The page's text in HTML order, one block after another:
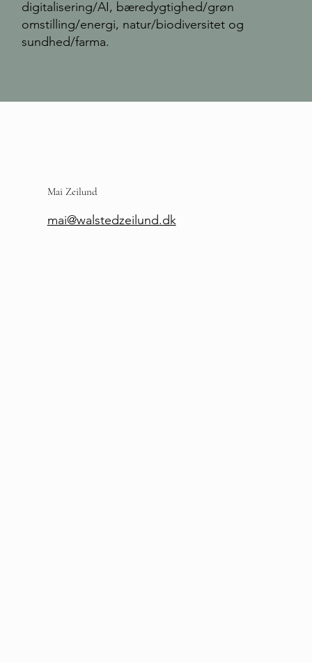
digitalisering/AI, bæredygtighed/grøn
omstilling/energi, natur/biodiversitet og
sundhed/farma.
Mai Zeilund
mai@walstedzeilund.dk